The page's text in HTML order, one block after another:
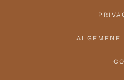
ALGEMENE